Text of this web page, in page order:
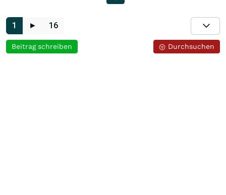
1 ► 16
Durchsuchen
Beitrag schreiben